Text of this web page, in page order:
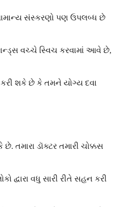
સંસ્કરણો પણ ઉપલબ્ધ છે
વચ્ચે સ્વિચ કરવામાં આવે છે,
કરી શકે છે કે તમને યોગ્ય દવા
તમારા ડૉક્ટર તમારી ચોક્કસ
વધુ સારી રીતે સહન કરી